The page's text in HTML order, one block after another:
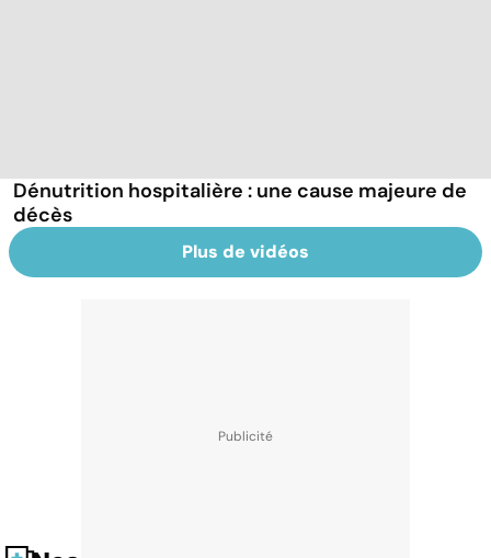
Dénutrition hospitalière : une cause majeure de
décès
Plus de vidéos